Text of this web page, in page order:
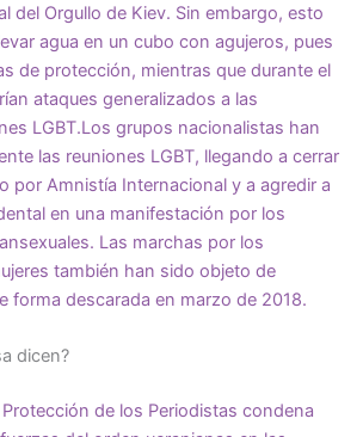
del Orgullo de Kiev. Sin embargo, esto
agua en un cubo con agujeros, pues
de protección, mientras que durante el
ataques generalizados a las
LGBT.Los grupos nacionalistas han
las reuniones LGBT, llegando a cerrar
por Amnistía Internacional y a agredir a
en una manifestación por los
Las marchas por los
también han sido objeto de
forma descarada en marzo de 2018.
dicen?
de los Periodistas condena